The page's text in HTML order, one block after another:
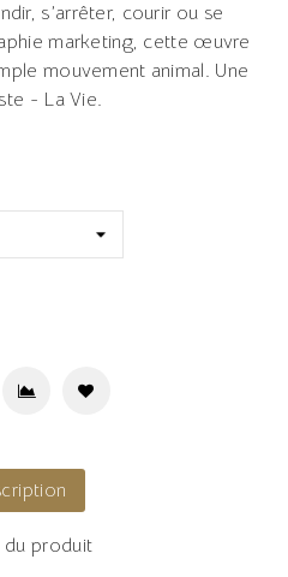
s’arrêter, courir ou se
marketing, cette œuvre
mouvement animal. Une
- La Vie.
du produit